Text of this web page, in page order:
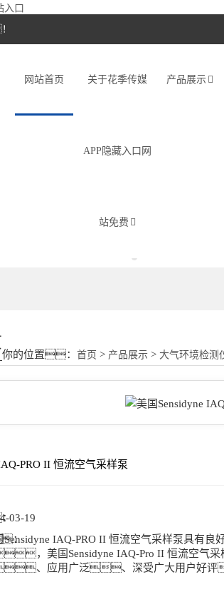
入口
网站首页 关于花季传媒
APP隐藏入口网
站免费
产品展示
你的位置：首页 > 产品展示 >大气环境检测
PRO II 恒流空气采样泵
03-19
：
Sensidyne IAQ-PRO II 恒流空气采样泵具有
，美国Sensidyne IAQ-Pro II 恒流空气采
、应用广泛、深受广大用户好评